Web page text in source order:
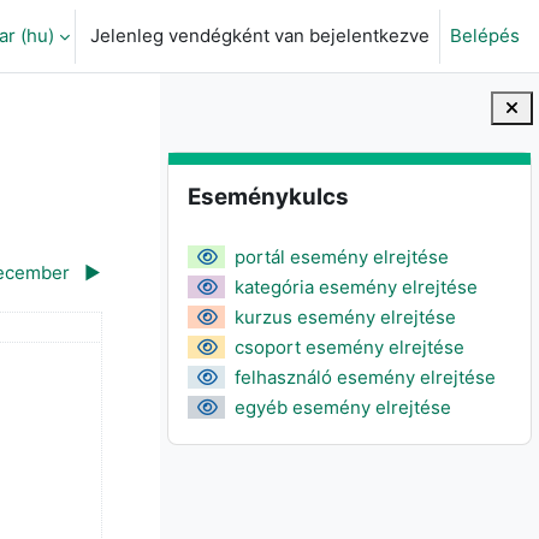
adatok váltása
‎(hu)‎ Jelenleg vendégként van bejelentkezve Belépés
Blokkok
Eseménykulcs kihagyása
Eseménykulcs
portál esemény elrejtése
kategória esemény elrejtése
kurzus esemény elrejtése
csoport esemény elrejtése
felhasználó esemény elrejtése
egyéb esemény elrejtése
▶︎
1., szombat
esemény, november, 2., vasárnap